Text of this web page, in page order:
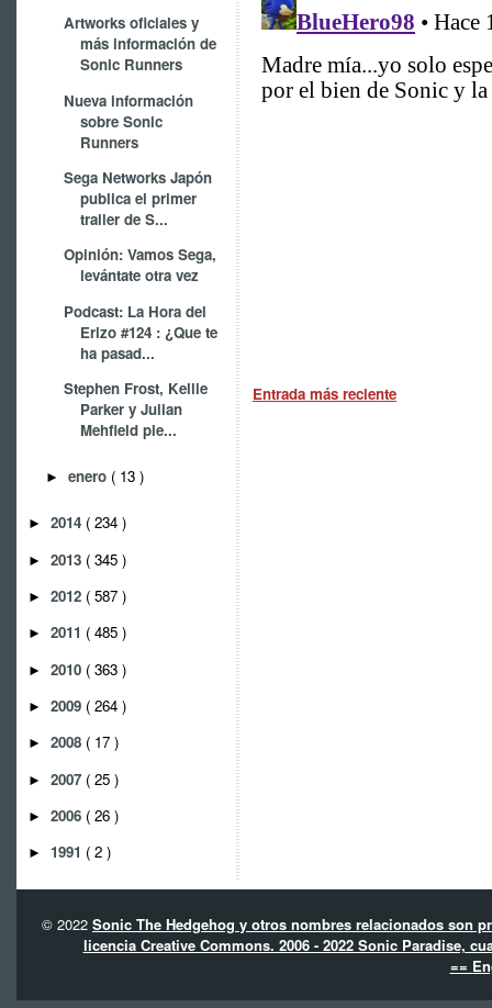
Artworks oficiales y
más información de
Sonic Runners
Nueva información
sobre Sonic
Runners
Sega Networks Japón
publica el primer
trailer de S...
Opinión: Vamos Sega,
levántate otra vez
Podcast: La Hora del
Erizo #124 : ¿Que te
ha pasad...
Stephen Frost, Kellie
Parker y Julian
Mehfield pie...
► enero ( 13 )
► 2014 ( 234 )
► 2013 ( 345 )
► 2012 ( 587 )
► 2011 ( 485 )
► 2010 ( 363 )
► 2009 ( 264 )
► 2008 ( 17 )
► 2007 ( 25 )
► 2006 ( 26 )
► 1991 ( 2 )
Entrada más reciente
© 2022 Sonic The Hedgehog y otros nombres relacionados son
licencia Creative Commons. 2006 - 2022 Sonic Paradise,
==